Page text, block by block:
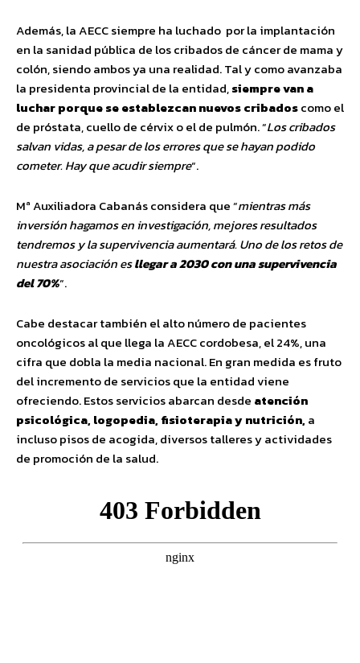
Además, la AECC siempre ha luchado por la implantación
en la sanidad pública de los cribados de cáncer de mama y
colón, siendo ambos ya una realidad. Tal y como avanzaba
la presidenta provincial de la entidad,siempre van a
luchar porque se establezcan nuevos cribadoscomo el
de próstata, cuello de cérvix o el de pulmón. “Los cribados
salvan vidas, a pesar de los errores que se hayan podido
cometer. Hay que acudir siempre“.
Mª Auxiliadora Cabanás considera que “mientras más
inversión hagamos en investigación, mejores resultados
tendremos y la supervivencia aumentará. Uno de los retos de
nuestra asociación esllegar a 2030 con una supervivencia
del 70%“.
Cabe destacar también el alto número de pacientes
oncológicos al que llega la AECC cordobesa, el 24%, una
cifra que dobla la media nacional. En gran medida es fruto
del incremento de servicios que la entidad viene
ofreciendo. Estos servicios abarcan desde atención
psicológica, logopedia, fisioterapia y nutrición,a
incluso pisos de acogida, diversos talleres y actividades
de promoción de la salud.